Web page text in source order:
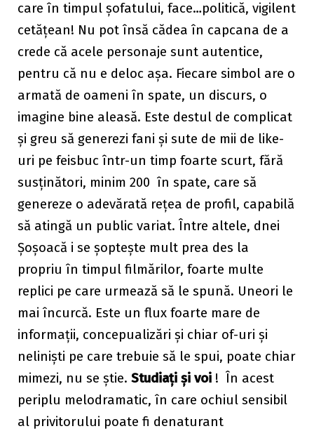
care în timpul șofatului, face…politică, vigilent
cetățean! Nu pot însă cădea în capcana de a
crede că acele personaje sunt autentice,
pentru că nu e deloc așa. Fiecare simbol are o
armată de oameni în spate, un discurs, o
imagine bine aleasă. Este destul de complicat
și greu să generezi fani și sute de mii de like-
uri pe feisbuc într-un timp foarte scurt, fără
susținători, minim 200 în spate, care să
genereze o adevărată rețea de profil, capabilă
să atingă un public variat. Între altele, dnei
Șoșoacă i se șoptește mult prea des la
propriu în timpul filmărilor, foarte multe
replici pe care urmează să le spună. Uneori le
mai încurcă. Este un flux foarte mare de
informații, concepualizări și chiar of-uri și
neliniști pe care trebuie să le spui, poate chiar
mimezi, nu se știe. Studiați și voi ! În acest
periplu melodramatic, în care ochiul sensibil
al privitorului poate fi denaturant